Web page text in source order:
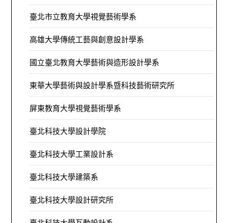
臺北市立教育大學視覺藝術學系
高雄大學傳統工藝與創意設計學系
國立臺北教育大學藝術與造形設計學系
東華大學藝術與設計學系暨科技藝術研究所
屏東教育大學視覺藝術學系
臺北科技大學設計學院
臺北科技大學工業設計系
臺北科技大學建築系
臺北科技大學設計研究所